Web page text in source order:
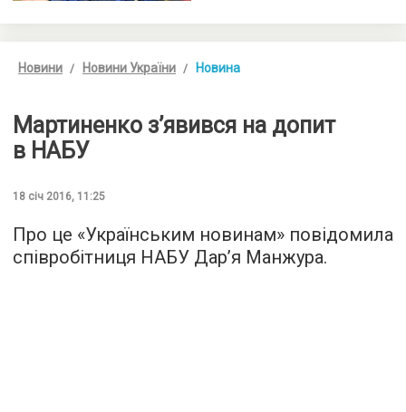
Новини Новини України Новина
Мартиненко з’явився на допит
в НАБУ
18 січ 2016, 11:25
Про це «Українським новинам» повідомила
співробітниця НАБУ Дар’я Манжура.